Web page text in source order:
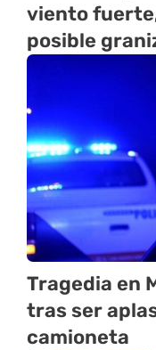
viento
posible
Tragedia en
tras ser
camioneta